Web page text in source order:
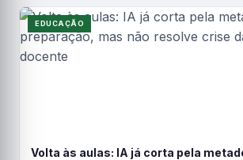
EDUCAÇÃO
Volta às aulas: IA já corta pela